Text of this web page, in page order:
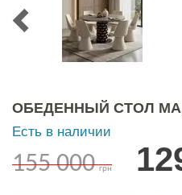
ОБЕДЕННЫЙ СТОЛ
Есть в наличии
155 000 грн